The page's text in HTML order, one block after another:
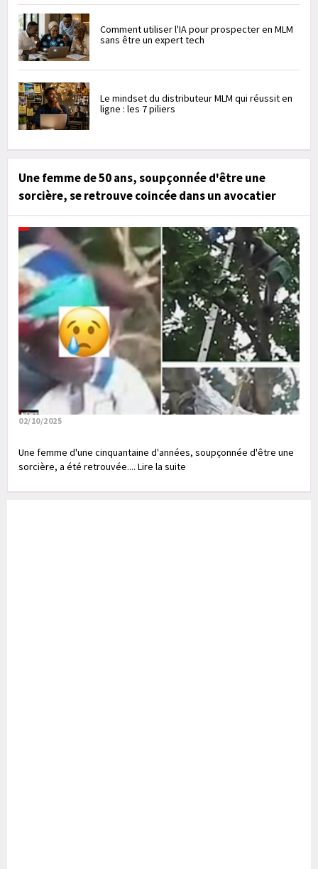
Comment utiliser l'IA pour prospecter en MLM
sans être un expert tech
Le mindset du distributeur MLM qui réussit en
ligne : les 7 piliers
Une femme de 50 ans, soupçonnée d'être une
sorcière, se retrouve coincée dans un avocatier
02/10/2025
Une femme d'une cinquantaine d'années, soupçonnée d'être une
sorcière, a été retrouvée.... Lire la suite